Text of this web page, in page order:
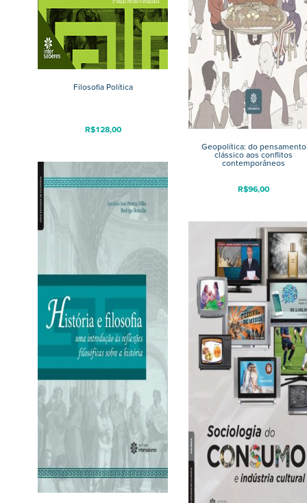
Filosofia Política
R$128,00
Geopolítica: do pensamento
clássico aos conflitos
contemporâneos
R$96,00